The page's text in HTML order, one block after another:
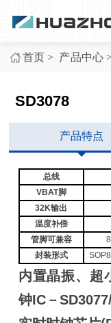
首页 > 产品中心
SD3078
产品特点
总线
VBAT脚
32K输出
温度补偿
管脚可兼容
封装形式
内置晶振、超
钟IC－